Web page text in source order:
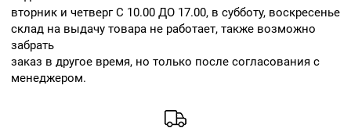
вторник и четверг С 10.00 ДО 17.00, в субботу, воскресенье
склад на выдачу товара не работает, также возможно
забрать
заказ в другое время, но только после согласования с
менеджером.